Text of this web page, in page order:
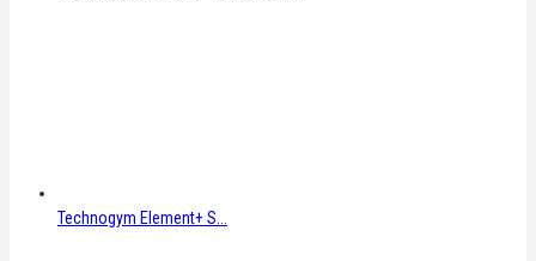
Technogym Element+ S...